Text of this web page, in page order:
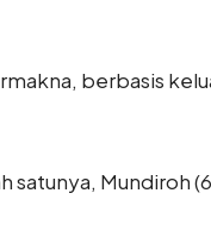
berbasis
satunya, Mundiroh